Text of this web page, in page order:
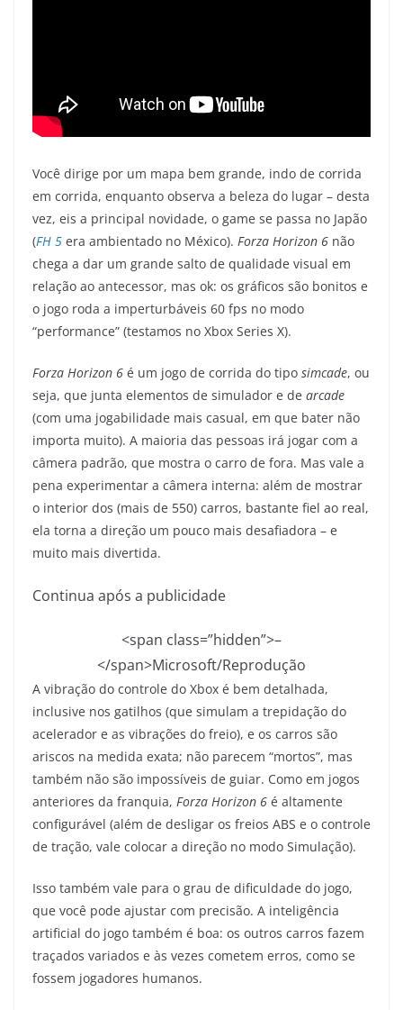
Você dirige por um mapa bem grande, indo de corrida
em corrida, enquanto observa a beleza do lugar – desta
vez, eis a principal novidade, o game se passa no Japão
(FH 5 era ambientado no México). Forza Horizon 6 não
chega a dar um grande salto de qualidade visual em
relação ao antecessor, mas ok: os gráficos são bonitos e
o jogo roda a imperturbáveis 60 fps no modo
“performance” (testamos no Xbox Series X).
Forza Horizon 6 é um jogo de corrida do tipo simcade, ou
seja, que junta elementos de simulador e de arcade
(com uma jogabilidade mais casual, em que bater não
importa muito). A maioria das pessoas irá jogar com a
câmera padrão, que mostra o carro de fora. Mas vale a
pena experimentar a câmera interna: além de mostrar
o interior dos (mais de 550) carros, bastante fiel ao real,
ela torna a direção um pouco mais desafiadora – e
muito mais divertida.
Continua após a publicidade
<span class=”hidden”>–
</span>Microsoft/Reprodução
A vibração do controle do Xbox é bem detalhada,
inclusive nos gatilhos (que simulam a trepidação do
acelerador e as vibrações do freio), e os carros são
ariscos na medida exata; não parecem “mortos”, mas
também não são impossíveis de guiar. Como em jogos
anteriores da franquia, Forza Horizon 6 é altamente
configurável (além de desligar os freios ABS e o controle
de tração, vale colocar a direção no modo Simulação).
Isso também vale para o grau de dificuldade do jogo,
que você pode ajustar com precisão. A inteligência
artificial do jogo também é boa: os outros carros fazem
traçados variados e às vezes cometem erros, como se
fossem jogadores humanos.